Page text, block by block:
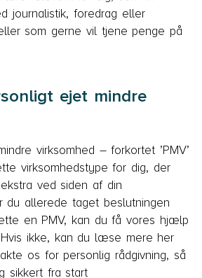
journalistik, foredrag eller
som gerne vil tjene penge på
ejet mindre
virksomhed – forkortet ’PMV’
virksomhedstype for dig, der
ved siden af din
du allerede taget beslutningen
en PMV, kan du få vores hjælp
ikke, kan du læse mere her
os for personlig rådgivning, så
sikkert fra start